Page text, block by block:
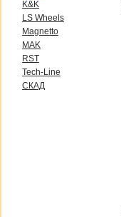
K&K
LS Wheels
Magnetto
MAK
RST
Tech-Line
СКАД